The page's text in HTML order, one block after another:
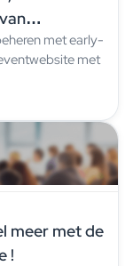
met early-
met
meer met de
!